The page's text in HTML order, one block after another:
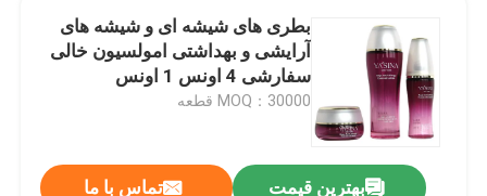
بطری های شیشه ای و شیشه های
آرایشی و بهداشتی امولسیون خالی
سفارشی 4 اونس 1 اونس
MOQ：30000 قطعه
بهترین قیمت تماس با ما